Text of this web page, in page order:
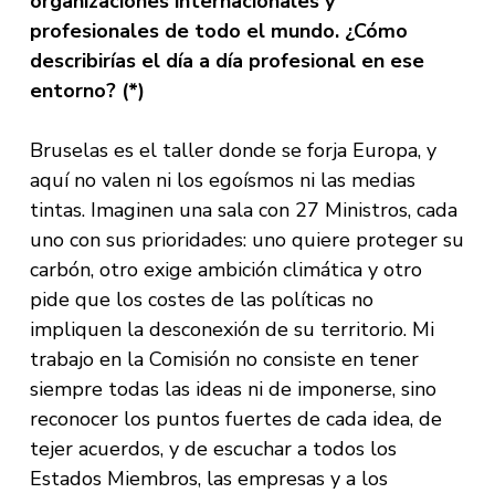
profesionales de todo el mundo. ¿Cómo
describirías el día a día profesional en ese
entorno? (*)
Bruselas es el taller donde se forja Europa, y
aquí no valen ni los egoísmos ni las medias
tintas. Imaginen una sala con 27 Ministros, cada
uno con sus prioridades: uno quiere proteger su
carbón, otro exige ambición climática y otro
pide que los costes de las políticas no
impliquen la desconexión de su territorio. Mi
trabajo en la Comisión no consiste en tener
siempre todas las ideas ni de imponerse, sino
reconocer los puntos fuertes de cada idea, de
tejer acuerdos, y de escuchar a todos los
Estados Miembros, las empresas y a los